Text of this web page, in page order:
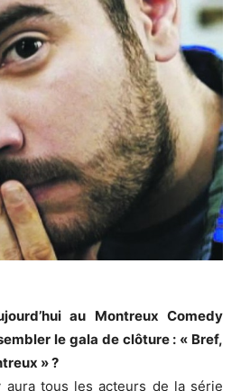
au Montreux Comedy
le gala de clôture : « Bref,
» ?
tous les acteurs de la série